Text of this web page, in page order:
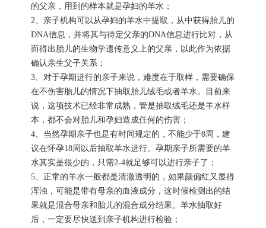
的父亲，用到的样本就是孕妇的羊水；
2、亲子机构可以从孕妇的羊水中提取，从中获得胎儿的
DNA信息，并将其与待定父亲的DNA信息进行比对，从
而得出胎儿的生物学遗传意义上的父亲，以此作为依据
确认亲生父子关系；
3、对于孕期进行的亲子来说，难度在于取样，需要确保
在不伤害胎儿的情况下抽取胎儿绒毛或者羊水。目前来
说，这项技术已经非常成熟，管是抽取绒毛还是羊水样
本，都不会对胎儿和孕妇造成任何的伤害；
4、当然孕期亲子也是有时间规定的，不能少于8周，建
议在怀孕18周以后抽取羊水进行。孕期亲子所需要的羊
水其实是很少的，只需2-4就足够可以进行亲子了；
5、正常的羊水一般都是清澈透明的，如果颜偏红又显得
浑浊，可能是带有母亲的血液成分，这时候检测出的结
果就是混合母亲和胎儿的混合成分结果。羊水抽取好
后，一定要尽快送到亲子机构进行检验；